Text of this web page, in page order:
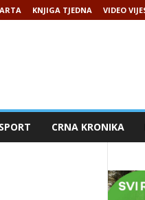
KNJIGA TJEDNA VIDEO
SPORT CRNA KRONIKA